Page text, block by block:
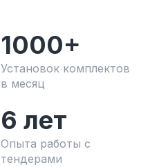
1000+
Установок комплектов
в месяц
6 лет
Опыта работы с
тендерами